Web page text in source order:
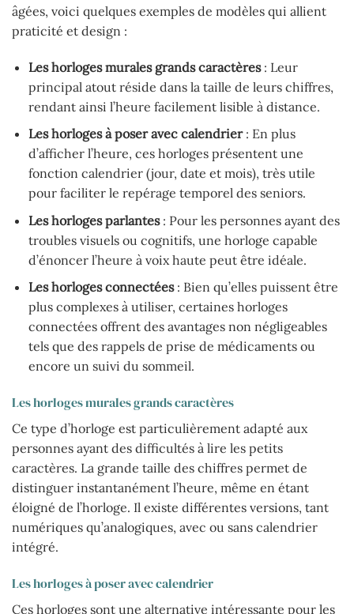
âgées, voici quelques exemples de modèles qui allient
praticité et design :
Les horloges murales grands caractères: Leur
principal atout réside dans la taille de leurs chiffres,
rendant ainsi l’heure facilement lisible à distance.
Les horloges à poser avec calendrier: En plus
d’afficher l’heure, ces horloges présentent une
fonction calendrier (jour, date et mois), très utile
pour faciliter le repérage temporel des seniors.
Les horloges parlantes: Pour les personnes ayant des
troubles visuels ou cognitifs, une horloge capable
d’énoncer l’heure à voix haute peut être idéale.
Les horloges connectées: Bien qu’elles puissent être
plus complexes à utiliser, certaines horloges
connectées offrent des avantages non négligeables
tels que des rappels de prise de médicaments ou
encore un suivi du sommeil.
Les horloges murales grands caractères
Ce type d’horloge est particulièrement adapté aux
personnes ayant des difficultés à lire les petits
caractères. La grande taille des chiffres permet de
distinguer instantanément l’heure, même en étant
éloigné de l’horloge. Il existe différentes versions, tant
numériques qu’analogiques, avec ou sans calendrier
intégré.
Les horloges à poser avec calendrier
Ces horloges sont une alternative intéressante pour les